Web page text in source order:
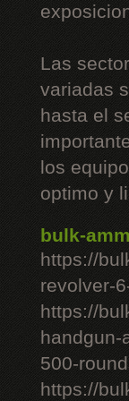
Las
variadas
hasta el
los
optimo y
bulk-
https://
revolver-
https://
handgun-
500-
https://